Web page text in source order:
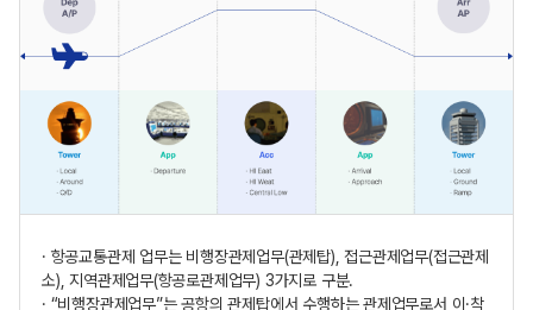
· 항공교통관제 업무는 비행장관제업무(관제탑), 접근관제업무(접근관제
소), 지역관제업무(항공로관제업무) 3가지로 구분.
· “비행장관제업무”는 공항의 관제탑에서 수행하는 관제업무로서 이·착